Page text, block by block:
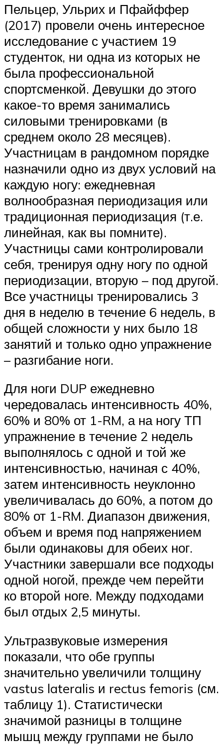
Пельцер, Ульрих и Пфайффер
(2017) провели очень интересное
исследование с участием 19
студенток, ни одна из которых не
была профессиональной
спортсменкой. Девушки до этого
какое-то время занимались
силовыми тренировками (в
среднем около 28 месяцев).
Участницам в рандомном порядке
назначили одно из двух условий на
каждую ногу: ежедневная
волнообразная периодизация или
традиционная периодизация (т.е.
линейная, как вы помните).
Участницы сами контролировали
себя, тренируя одну ногу по одной
периодизации, вторую – под другой.
Все участницы тренировались 3
дня в неделю в течение 6 недель, в
общей сложности у них было 18
занятий и только одно упражнение
– разгибание ноги.
Для ноги DUP ежедневно
чередовалась интенсивность 40%,
60% и 80% от 1-RM, а на ногу ТП
упражнение в течение 2 недель
выполнялось с одной и той же
интенсивностью, начиная с 40%,
затем интенсивность неуклонно
увеличивалась до 60%, а потом до
80% от 1-RM. Диапазон движения,
объем и время под напряжением
были одинаковы для обеих ног.
Участники завершали все подходы
одной ногой, прежде чем перейти
ко второй ноге. Между подходами
был отдых 2,5 минуты.
Ультразвуковые измерения
показали, что обе группы
значительно увеличили толщину
vastus lateralis и rectus femoris (см.
таблицу 1). Статистически
значимой разницы в толщине
мышц между группами не было